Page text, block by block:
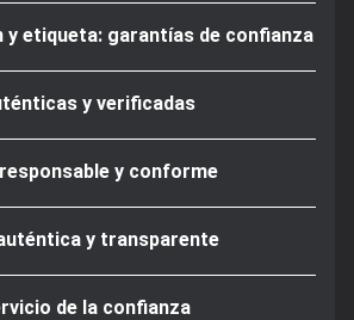
y etiqueta: garantías de confianza
y verificadas
y conforme
y transparente
de la confianza